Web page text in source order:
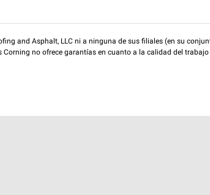
and Asphalt, LLC ni a ninguna de sus filiales (en su
no ofrece garantías en cuanto a la calidad del